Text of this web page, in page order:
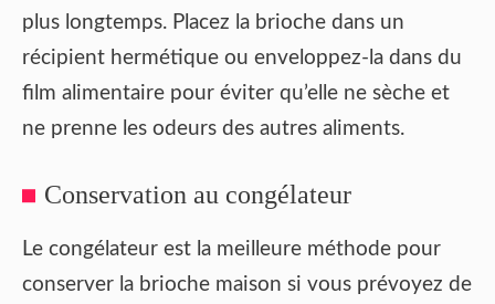
plus longtemps. Placez la brioche dans un
récipient hermétique ou enveloppez-la dans du
film alimentaire pour éviter qu’elle ne sèche et
ne prenne les odeurs des autres aliments.
Conservation au congélateur
Le congélateur est la meilleure méthode pour
conserver la brioche maison si vous prévoyez de